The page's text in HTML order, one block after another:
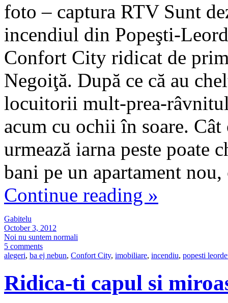
foto – captura RTV Sunt
incendiul din Popeşti-
Confort City ridicat de
Negoiţă. După ce că au
locuitorii mult-prea-
acum cu ochii în soare.
urmează iarna peste poate
bani pe un apartament
Continue reading »
Gabitelu
October 3, 2012
Noi nu suntem normali
5 comments
alegeri, ba ej nebun, Confort City, imobiliare, incendiu, popesti
Ridica-ti capul si